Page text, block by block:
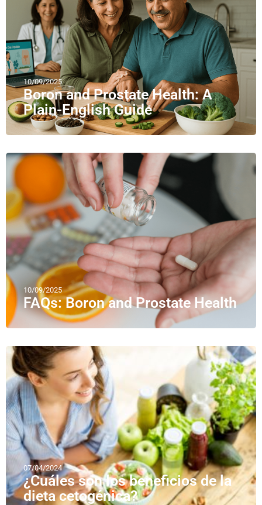
10/09/2025
Boron and Prostate Health: A
Plain-English Guide
10/09/2025
FAQs: Boron and Prostate Health
07/04/2024
¿Cuáles son los beneficios de la
dieta cetogénica?